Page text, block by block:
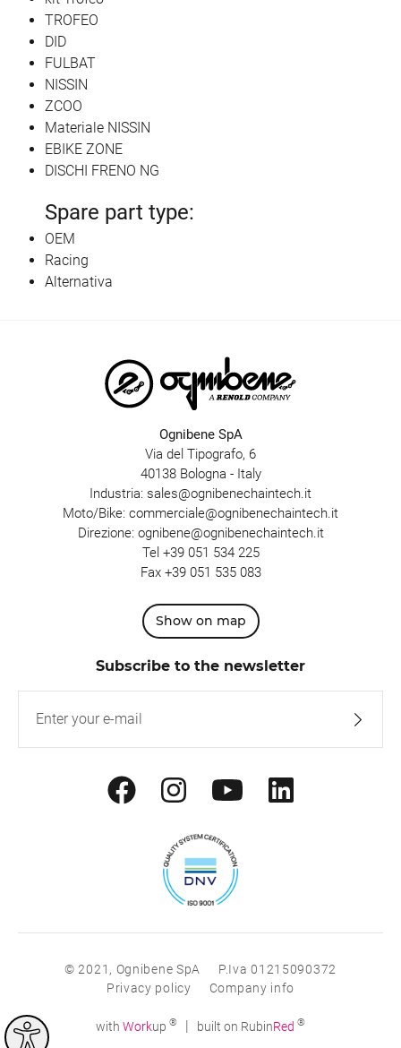
TROFEO
DID
FULBAT
NISSIN
ZCOO
Materiale NISSIN
EBIKE ZONE
DISCHI FRENO NG
Spare part type:
OEM
Racing
Alternativa
Ognibene SpA
Via del Tipografo, 6
40138 Bologna - Italy
Industria: sales@ognibenechaintech.it
Moto/Bike: commerciale@ognibenechaintech.it
Direzione: ognibene@ognibenechaintech.it
Tel +39 051 534 225
Fax +39 051 535 083
Show on map
Subscribe to the newsletter
© 2021, Ognibene SpA
P.Iva 01215090372
Privacy policy
Company info
with Workup ® | built on RubinRed ®